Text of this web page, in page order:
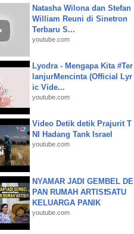
Natasha Wilona dan Stefan
William Reuni di Sinetron
Terbaru S...
youtube.com
Lyodra - Mengapa Kita #Ter
lanjurMencinta (Official Lyr
ic Vide...
youtube.com
Video Detik detik Prajurit T
NI Hadang Tank Israel
youtube.com
NYAMAR JADI GEMBEL DE
PAN RUMAH ARTIS❗SATU
KELUARGA PANIK
youtube.com